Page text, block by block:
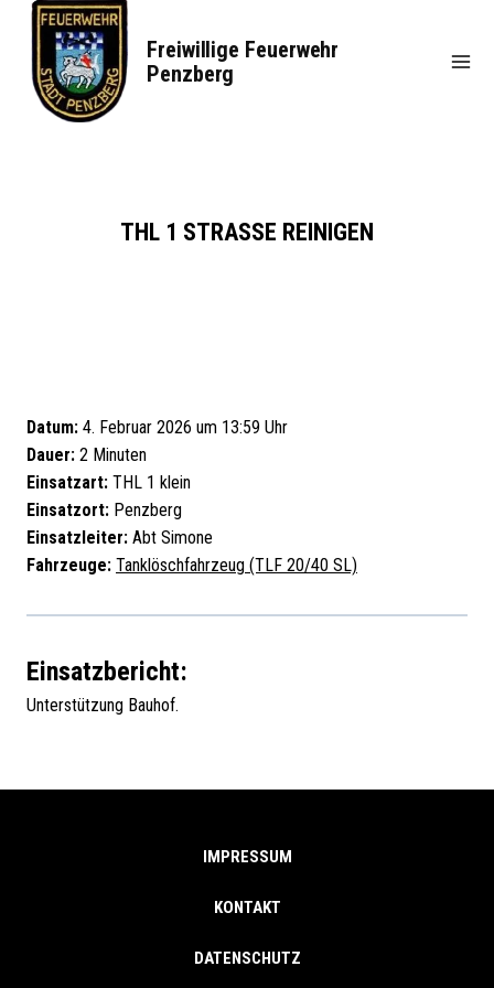
springen
Freiwillige Feuerwehr
Penzberg
THL 1 STRASSE REINIGEN
Datum: 4. Februar 2026 um 13:59 Uhr
Dauer: 2 Minuten
Einsatzart: THL 1 klein
Einsatzort: Penzberg
Einsatzleiter: Abt Simone
Fahrzeuge: Tanklöschfahrzeug (TLF 20/40 SL)
Einsatzbericht:
Unterstützung Bauhof.
IMPRESSUM
KONTAKT
DATENSCHUTZ